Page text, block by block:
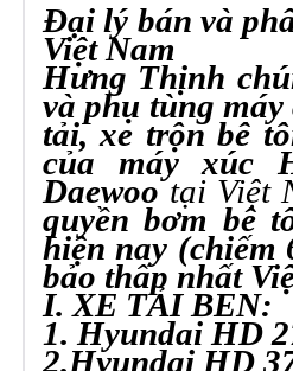
Đại lý bán và
Việt Nam
Hưng Thịnh
và phụ tùng
tải, xe trộn bê
của máy xúc
Daewootại Việt
quyền bơm bê
hiện nay (chiếm
bảo thấp nhất
I. XE TẢI BEN:
1. Hyundai HD
2.Hyundai HD